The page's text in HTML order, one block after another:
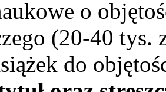
o
(20-40 tys.
do